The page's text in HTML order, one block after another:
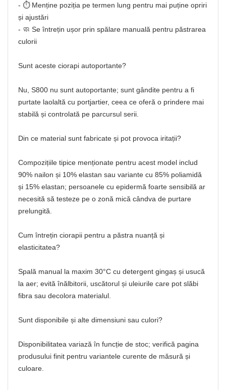
- ⏱️ Menține poziția pe termen lung pentru mai puține opriri
și ajustări
- 🧼 Se întrețin ușor prin spălare manuală pentru păstrarea
culorii
Sunt aceste ciorapi autoportante?
Nu, S800 nu sunt autoportante; sunt gândite pentru a fi
purtate laolaltă cu portjartier, ceea ce oferă o prindere mai
stabilă și controlată pe parcursul serii.
Din ce material sunt fabricate și pot provoca iritații?
Compozițiile tipice menționate pentru acest model includ
90% nailon și 10% elastan sau variante cu 85% poliamidă
și 15% elastan; persoanele cu epidermă foarte sensibilă ar
necesită să testeze pe o zonă mică cândva de purtare
prelungită.
Cum întrețin ciorapii pentru a păstra nuanță și
elasticitatea?
Spală manual la maxim 30°C cu detergent gingaș și usucă
la aer; evită înălbitorii, uscătorul și uleiurile care pot slăbi
fibra sau decolora materialul.
Sunt disponibile și alte dimensiuni sau culori?
Disponibilitatea variază în funcție de stoc; verifică pagina
produsului finit pentru variantele curente de măsură și
culoare.